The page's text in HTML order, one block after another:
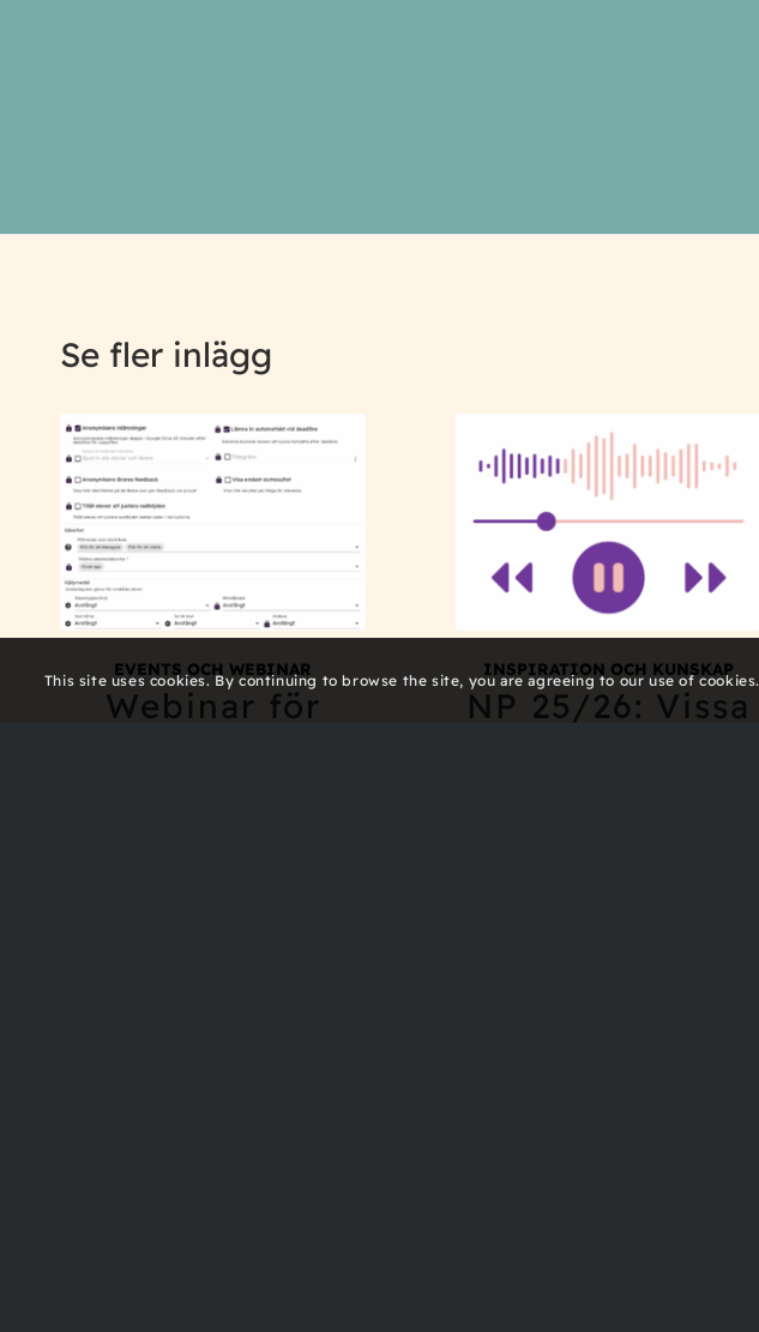
Se fler inlägg
EVENTS OCH WEBINAR
Webinar för
INSPIRATION OCH KUNSKAP
NP 25/26: Vissa
This site uses cookies. By continuing to browse the site, you are agreeing to our use of cookies.